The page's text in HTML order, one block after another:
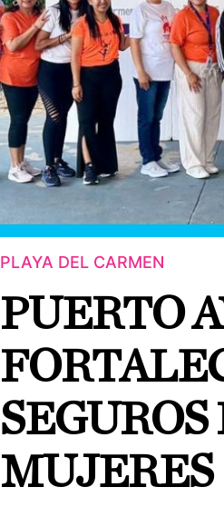
PLAYA DEL CARMEN
PUERTO
SEGUROS
MUJERES